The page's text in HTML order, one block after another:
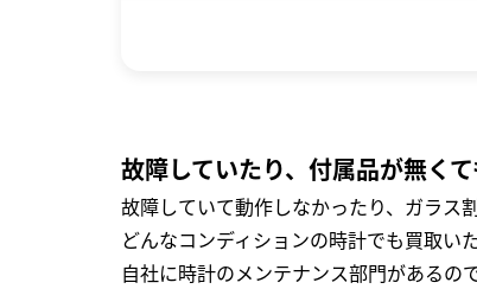
故障していたり、付属品が無く
故障していて動作しなかったり、ガラス
どんなコンディションの時計でも買取い
自社に時計のメンテナンス部門があるの